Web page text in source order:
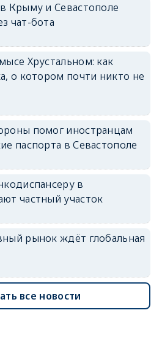
Крыму и Севастополе
чат-бота
Хрустальном: как
о котором почти никто не
помог иностранцам
паспорта в Севастополе
в
частный участок
рынок ждёт глобальная
все новости